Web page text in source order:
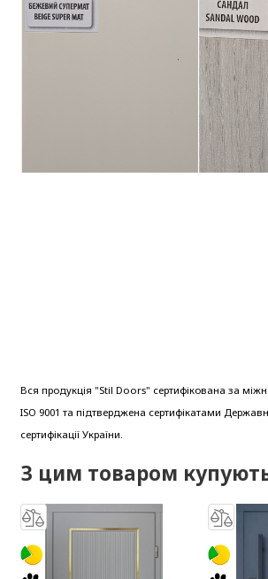
Вся продукція "Stil Doors" сертифікована за
ISO 9001 та підтверджена сертифікатами
сертифікації України.
З цим товаром